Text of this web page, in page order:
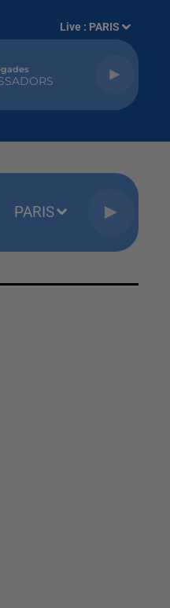
Live : PARIS
PARIS